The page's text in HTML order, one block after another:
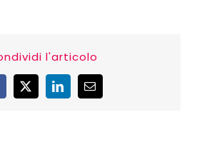
l'articolo
X LinkedInEmail